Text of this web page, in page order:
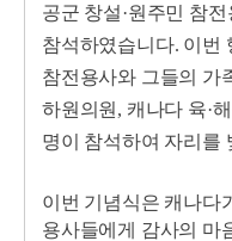
공군 창설·원주민 참전
참석하였습니다. 이번
참전용사와 그들의 가
하원의원, 캐나다 육·
명이 참석하여 자리를
이번 기념식은 캐나다
용사들에게 감사의 마